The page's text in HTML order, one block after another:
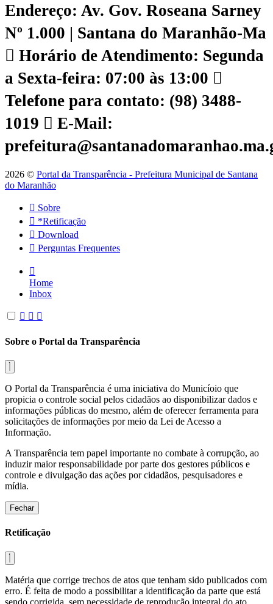
Endereço: Av. Gov. Roseana Sarney
Nº 1.000 | Santana do Maranhão-Ma
Horário de Atendimento: Segunda
a Sexta-feira: 07:00 às 13:00
Telefone para contato: (98) 3488-
1019
E-Mail:
2026 © Portal da Transparência - Prefeitura Municipal de Santana
do Maranhão
Sobre
*Retificação
Download
Perguntas Frequentes
Home
Inbox
Sobre o Portal da Transparência
O Portal da Transparência é uma iniciativa do Municíoio que
propicia o controle social pelos cidadãos ao disponibilizar dados e
informações públicas do mesmo, além de oferecer ferramenta para
solicitações de informações por meio da Lei de Acesso a
Informação.
A Transparência tem papel importante no combate à corrupção, ao
induzir maior responsabilidade por parte dos gestores públicos e
controle e divulgação das ações por cidadãos, pesquisadores e
mídia.
Fechar
Retificação
Matéria que corrige trechos de atos que tenham sido publicados com
erro. É feita de modo a possibilitar a identificação da parte que está
sendo corrigida, sem necessidade de reprodução integral do ato